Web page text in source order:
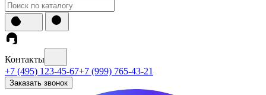
Контакты
+7 (495) 123-45-67+7 (999) 765-43-21
Заказать звонок